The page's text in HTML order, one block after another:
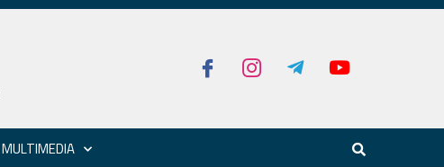
MULTIMEDIA